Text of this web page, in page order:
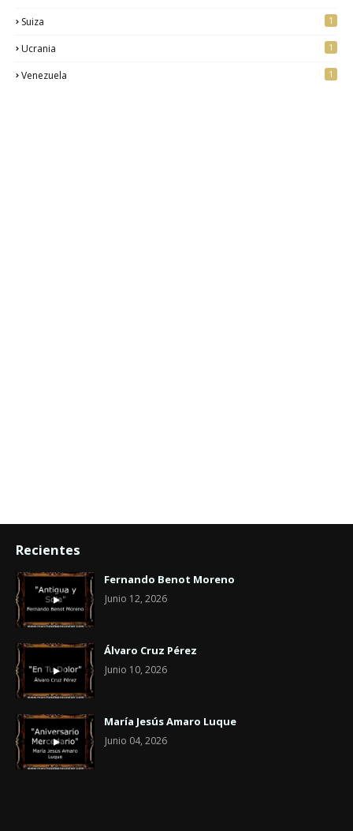
Suiza
1
Ucrania 1
Venezuela 1
Recientes
Fernando Benot Moreno
Junio 12, 2026
Álvaro Cruz Pérez
Junio 10, 2026
María Jesús Amaro Luque
Junio 04, 2026